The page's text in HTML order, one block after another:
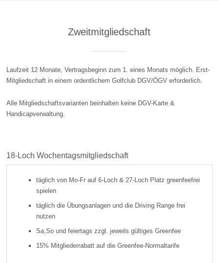
Zweitmitgliedschaft
Laufzeit 12 Monate, Vertragsbeginn zum 1. eines Monats möglich. Erst-
Mitgliedschaft in einem ordentlichem Golfclub DGV/ÖGV erforderlich.
Alle Mitgliedschaftsvarianten beinhalten keine DGV-Karte &
Handicapverwaltung.
18-Loch Wochentagsmitgliedschaft
täglich von Mo-Fr auf 6-Loch & 27-Loch Platz greenfeefrei
spielen
täglich die Übungsanlagen und die Driving Range frei
nutzen
Sa,So und feiertags zzgl. jeweils gültiges Greenfee
15% Mitgliederrabatt auf die Greenfee-Normaltarife